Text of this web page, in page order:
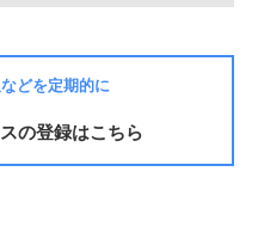
どを定期的に
の登録はこちら